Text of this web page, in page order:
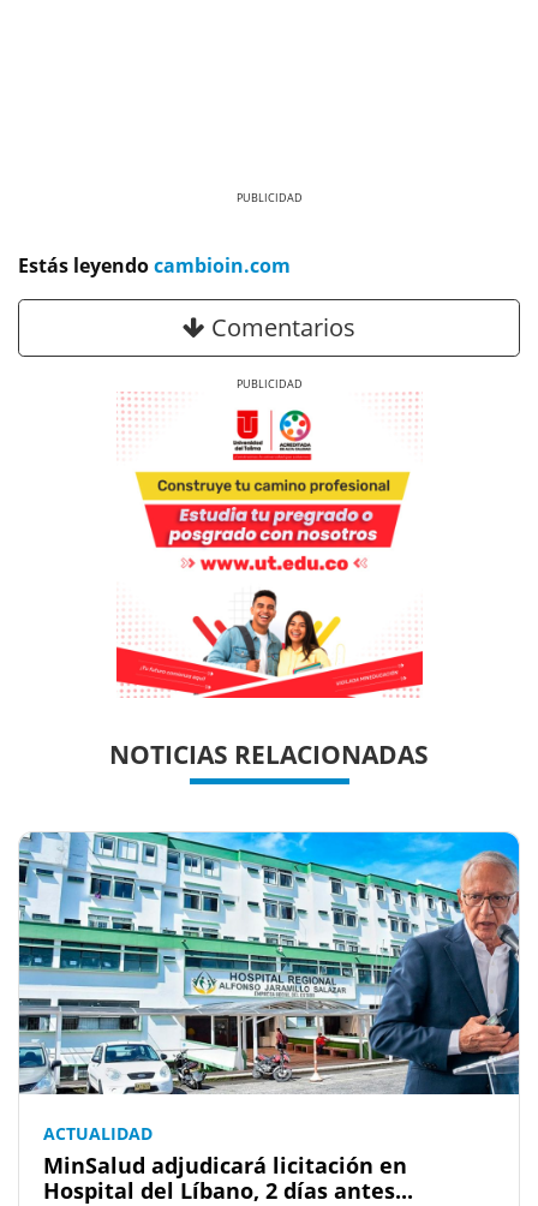
Estás leyendocambioin.com
Comentarios
NOTICIAS RELACIONADAS
ACTUALIDAD
MinSalud adjudicará licitación en
Hospital del Líbano, 2 días antes...